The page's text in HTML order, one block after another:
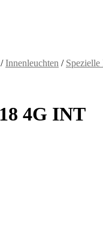
/Innenleuchten / Spezielle
4G INT